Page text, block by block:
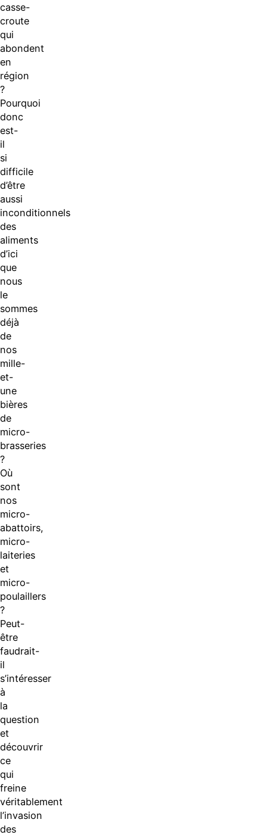
casse-
croute
qui
abondent
en
région
?
Pourquoi
donc
est-
il
si
difficile
d’être
aussi
inconditionnels
des
aliments
d’ici
que
nous
le
sommes
déjà
de
nos
mille-
et-
une
bières
de
micro-
brasseries
?
Où
sont
nos
micro-
abattoirs,
micro-
laiteries
et
micro-
poulaillers
?
Peut-
être
faudrait-
il
s’intéresser
à
la
question
et
découvrir
ce
qui
freine
véritablement
l’invasion
des